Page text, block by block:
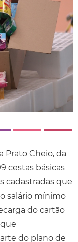
Prato Cheio, da
cestas básicas
cadastradas que
salário mínimo
do cartão
do plano de